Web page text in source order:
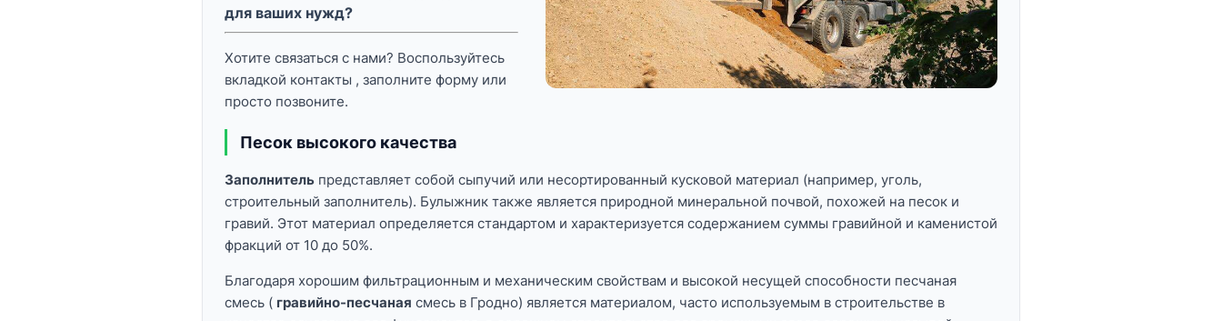
для ваших нужд?
Хотите связаться с нами? Воспользуйтесь
вкладкой контакты , заполните форму или
просто позвоните.
Песок высокого качества
Заполнитель представляет собой сыпучий или несортированный кусковой материал (например, уголь,
строительный заполнитель). Булыжник также является природной минеральной почвой, похожей на песок и
гравий. Этот материал определяется стандартом и характеризуется содержанием суммы гравийной и каменистой
фракций от 10 до 50%.
Благодаря хорошим фильтрационным и механическим свойствам и высокой несущей способности песчаная
смесь ( гравийно-песчаная смесь в Гродно) является материалом, часто используемым в строительстве в